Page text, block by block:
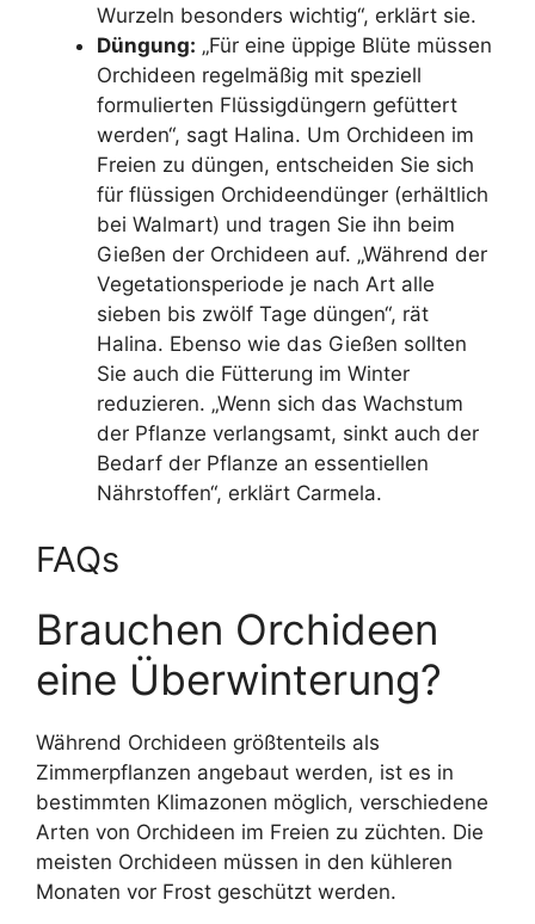
Wurzeln besonders wichtig“, erklärt sie.
Düngung: „Für eine üppige Blüte müssen
Orchideen regelmäßig mit speziell
formulierten Flüssigdüngern gefüttert
werden“, sagt Halina. Um Orchideen im
Freien zu düngen, entscheiden Sie sich
für flüssigen Orchideendünger (erhältlich
bei Walmart) und tragen Sie ihn beim
Gießen der Orchideen auf. „Während der
Vegetationsperiode je nach Art alle
sieben bis zwölf Tage düngen“, rät
Halina. Ebenso wie das Gießen sollten
Sie auch die Fütterung im Winter
reduzieren. „Wenn sich das Wachstum
der Pflanze verlangsamt, sinkt auch der
Bedarf der Pflanze an essentiellen
Nährstoffen“, erklärt Carmela.
FAQs
Brauchen Orchideen
eine Überwinterung?
Während Orchideen größtenteils als
Zimmerpflanzen angebaut werden, ist es in
bestimmten Klimazonen möglich, verschiedene
Arten von Orchideen im Freien zu züchten. Die
meisten Orchideen müssen in den kühleren
Monaten vor Frost geschützt werden.